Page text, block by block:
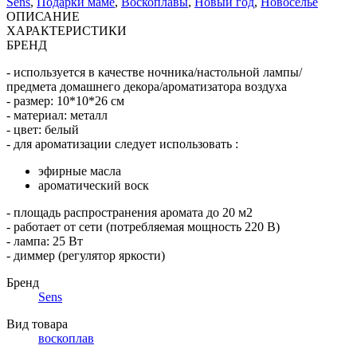
ОПИСАНИЕ
ХАРАКТЕРИСТИКИ
БРЕНД
- используется в качестве ночника/настольной лампы/
предмета домашнего декора/ароматизатора воздуха
- размер: 10*10*26 см
- материал: металл
- цвет: белый
- для ароматизации следует использовать :
эфирные масла
ароматический воск
- площадь распространения аромата до 20 м2
- работает от сети (потребляемая мощность 220 В)
- лампа: 25 Вт
- диммер (регулятор яркости)
Бренд
Sens
Вид товара
воскоплав